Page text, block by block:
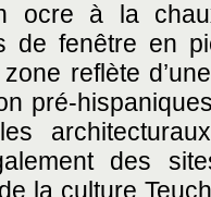
ocre à la
de fenêtre en
reflète
pré-
des
la culture